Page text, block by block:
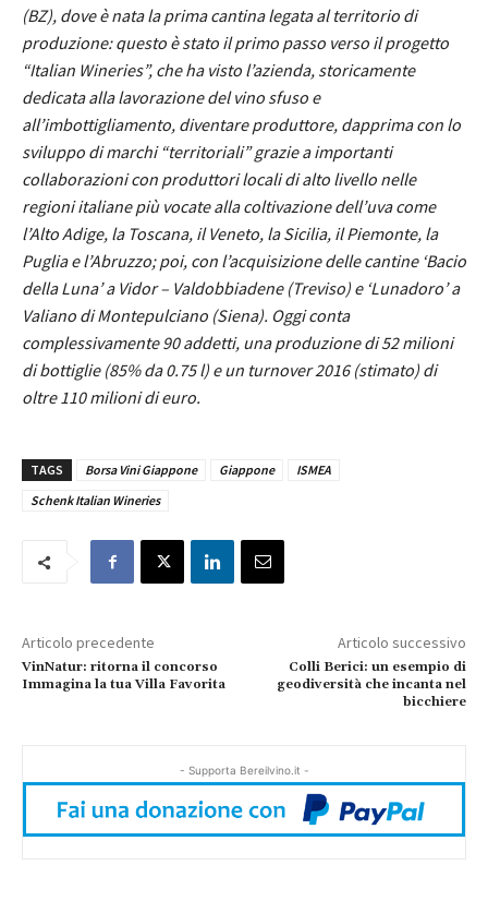
(BZ), dove è nata la prima cantina legata al territorio di
produzione: questo è stato il primo passo verso il progetto
“Italian Wineries”, che ha visto l’azienda, storicamente
dedicata alla lavorazione del vino sfuso e
all’imbottigliamento, diventare produttore, dapprima con lo
sviluppo di marchi “territoriali” grazie a importanti
collaborazioni con produttori locali di alto livello nelle
regioni italiane più vocate alla coltivazione dell’uva come
l’Alto Adige, la Toscana, il Veneto, la Sicilia, il Piemonte, la
Puglia e l’Abruzzo; poi, con l’acquisizione delle cantine ‘Bacio
della Luna’ a Vidor – Valdobbiadene (Treviso) e ‘Lunadoro’ a
Valiano di Montepulciano (Siena). Oggi conta
complessivamente 90 addetti, una produzione di52 milioni
di bottiglie (85% da 0.75 l) e un turnover 2016 (stimato) di
oltre 110 milioni di euro.
TAGS Borsa Vini Giappone Giappone
ISMEA
Schenk Italian Wineries
Articolo precedente
VinNatur: ritorna il concorso
Immagina la tua Villa Favorita
Articolo successivo
Colli Berici: un esempio di
geodiversità che incanta nel
bicchiere
- Supporta Bereilvino.it -